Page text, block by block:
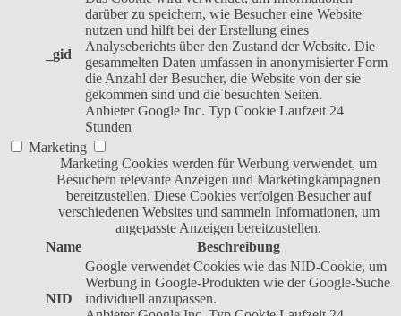
_gid
darüber zu speichern, wie Besucher eine Website
nutzen und hilft bei der Erstellung eines
Analyseberichts über den Zustand der Website. Die
gesammelten Daten umfassen in anonymisierter Form
die Anzahl der Besucher, die Website von der sie
gekommen sind und die besuchten Seiten.
Anbieter Google Inc. Typ Cookie Laufzeit 24
Stunden
Marketing
Marketing Cookies werden für Werbung verwendet, um
Besuchern relevante Anzeigen und Marketingkampagnen
bereitzustellen. Diese Cookies verfolgen Besucher auf
verschiedenen Websites und sammeln Informationen, um
angepasste Anzeigen bereitzustellen.
Name
Beschreibung
NID
Google verwendet Cookies wie das NID-Cookie, um
Werbung in Google-Produkten wie der Google-Suche
individuell anzupassen.